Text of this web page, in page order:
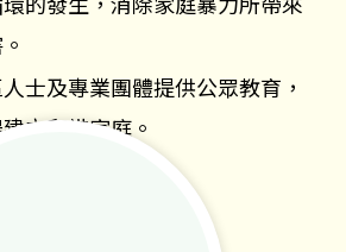
士及專業團體提供公眾教育，
立和諧家庭。